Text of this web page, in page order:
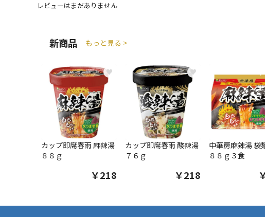
レビューはまだありません
新商品 もっと見る >
♥
カップ即席春雨 麻辣湯
８８ｇ
￥218
♥
カップ即席春雨 酸辣湯
７６ｇ
￥218
中華房麻辣湯 袋
８８ｇ３食